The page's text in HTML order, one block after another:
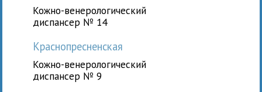
Кожно-венерологический
диспансер № 14
Краснопресненская
Кожно-венерологический
диспансер № 9